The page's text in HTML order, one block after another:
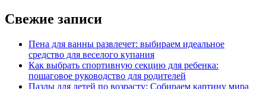
Свежие записи
Пена для ванны развлечет: выбираем идеальное
средство для веселого купания
Как выбрать спортивную секцию для ребенка:
пошаговое руководство для родителей
Пазлы для детей по возрасту: Собираем картину мира